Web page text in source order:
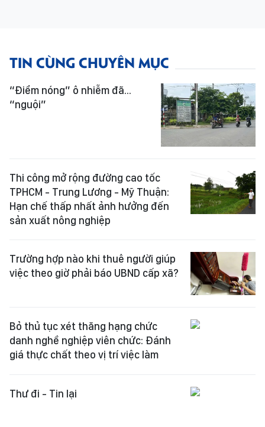
TIN CÙNG CHUYÊN MỤC
“Điểm nóng” ô nhiễm đã...
“nguội”
Thi công mở rộng đường cao tốc
TPHCM - Trung Lương - Mỹ Thuận:
Hạn chế thấp nhất ảnh hưởng đến
sản xuất nông nghiệp
Trường hợp nào khi thuê người giúp
việc theo giờ phải báo UBND cấp xã?
Bỏ thủ tục xét thăng hạng chức
danh nghề nghiệp viên chức: Đánh
giá thực chất theo vị trí việc làm
Thư đi - Tin lại